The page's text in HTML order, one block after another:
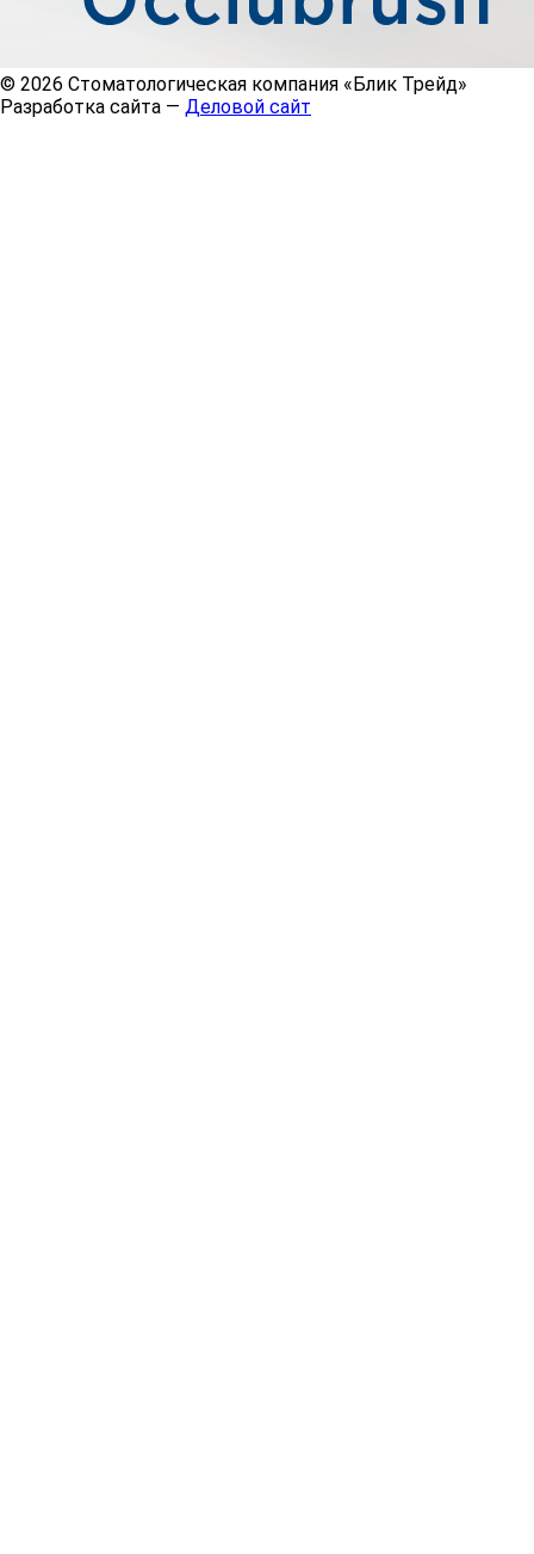
© 2026 Стоматологическая компания «Блик Трейд»
Разработка сайта — Деловой сайт